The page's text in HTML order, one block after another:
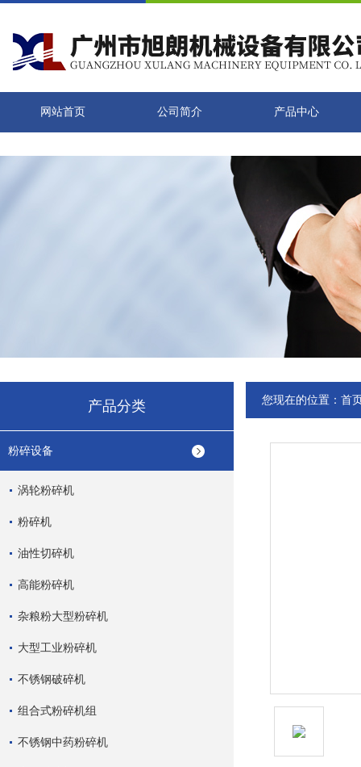
网站首页 公司简介 产品中心
产品分类
粉碎设备
涡轮粉碎机
粉碎机
油性切碎机
高能粉碎机
杂粮粉大型粉碎机
大型工业粉碎机
不锈钢破碎机
组合式粉碎机组
不锈钢中药粉碎机
您现在的位置： 首